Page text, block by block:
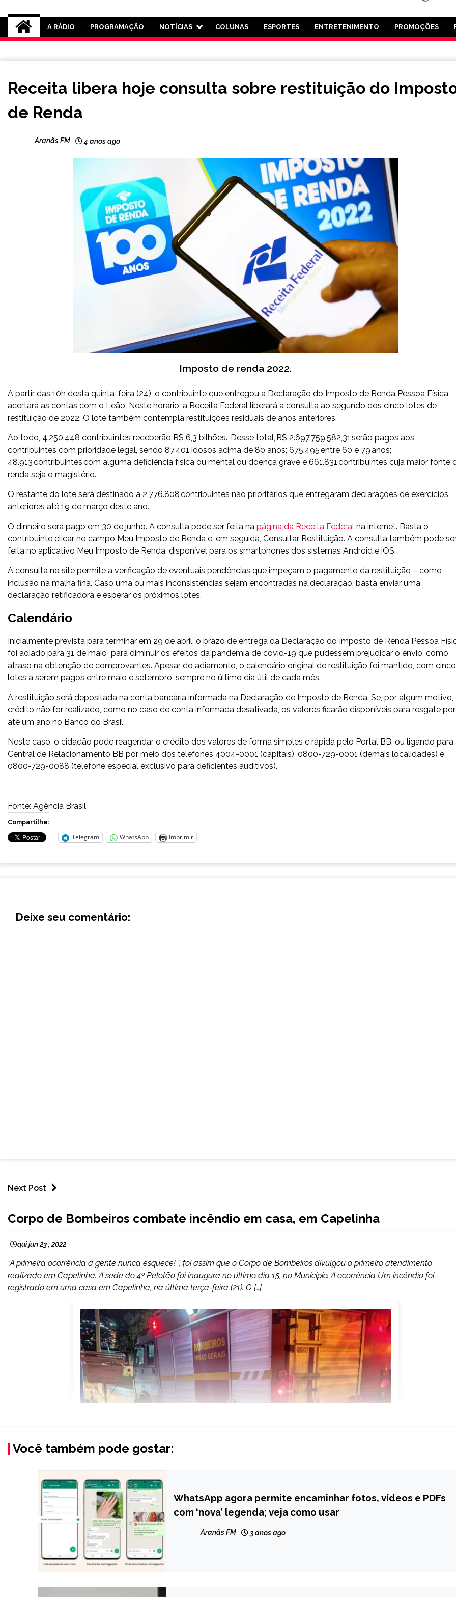
Rádio Aranãs 105.3
A RÁDIO PROGRAMAÇÃO NOTÍCIAS COLUNAS ESPORTES ENTRETENIMENTO PROMOÇÕES
NOTÍCIAS
Receita libera hoje consulta sobre restituição do
de Renda
Aranãs FM 4 anos ago
Imposto de renda 2022.
A partir das 10h desta quinta-feira (24), o contribuinte que entregou a Declaração do Imposto de Renda Pessoa Física
acertará as contas com o Leão. Neste horário, a Receita Federal liberará a consulta ao segundo dos cinco lotes de
restituição de 2022. O lote também contempla restituições residuais de anos anteriores.
Ao todo, 4.250.448 contribuintes receberão R$ 6,3 bilhões. Desse total, R$ 2.697.759.582,31 serão pagos aos
contribuintes com prioridade legal, sendo 87.401 idosos acima de 80 anos; 675.495 entre 60 e 79 anos;
48.913 contribuintes com alguma deficiência física ou mental ou doença grave e 661.831 contribuintes cuja maior fonte
renda seja o magistério.
O restante do lote será destinado a 2.776.808 contribuintes não prioritários que entregaram declarações de exercícios
anteriores até 19 de março deste ano.
O dinheiro será pago em 30 de junho. A consulta pode ser feita na página da Receita Federal na internet. Basta o
contribuinte clicar no campo Meu Imposto de Renda e, em seguida, Consultar Restituição. A consulta também pode
feita no aplicativo Meu Imposto de Renda, disponível para os smartphones dos sistemas Android e iOS.
A consulta no site permite a verificação de eventuais pendências que impeçam o pagamento da restituição – como
inclusão na malha fina. Caso uma ou mais inconsistências sejam encontradas na declaração, basta enviar uma
declaração retificadora e esperar os próximos lotes.
Calendário
Inicialmente prevista para terminar em 29 de abril, o prazo de entrega da Declaração do Imposto de Renda Pessoa
foi adiado para 31 de maio para diminuir os efeitos da pandemia de covid-19 que pudessem prejudicar o envio, como
atraso na obtenção de comprovantes. Apesar do adiamento, o calendário original de restituição foi mantido, com cinco
lotes a serem pagos entre maio e setembro, sempre no último dia útil de cada mês.
A restituição será depositada na conta bancária informada na Declaração de Imposto de Renda. Se, por algum motivo,
crédito não for realizado, como no caso de conta informada desativada, os valores ficarão disponíveis para resgate por
até um ano no Banco do Brasil.
Neste caso, o cidadão pode reagendar o crédito dos valores de forma simples e rápida pelo Portal BB, ou ligando para
Central de Relacionamento BB por meio dos telefones 4004-0001 (capitais), 0800-729-0001 (demais localidades) e
0800-729-0088 (telefone especial exclusivo para deficientes auditivos).
Fonte: Agência Brasil
Compartilhe:
Telegram WhatsApp Imprimir
Deixe seu comentário:
Next Post
NOTÍCIAS
Corpo de Bombeiros combate incêndio em casa, em Capelinha
qui jun 23 , 2022
“A primeira ocorrência a gente nunca esquece! ”, foi assim que o Corpo de Bombeiros divulgou o primeiro atendimento
realizado em Capelinha. A sede do 4º Pelotão foi inaugura no último dia 15, no Município. A ocorrência Um incêndio foi
registrado em uma casa em Capelinha, na última terça-feira (21). O […]
Você também pode gostar:
BRASIL
NOTÍCIAS
WhatsApp agora permite encaminhar fotos, vídeos e PDFs
com ‘nova’ legenda; veja como usar
Aranãs FM 3 anos ago